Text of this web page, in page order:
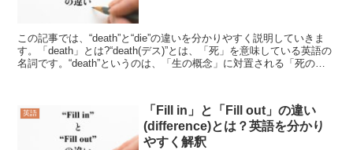
この記事では、“death”と“die”の違いを分かりやすく説明していきま
す。「death」とは?“death(デス)”とは、「死」を意味している英語の
名詞です。“death”というのは、「生の概念」に対置される「死の概
英語
「Fill in」と「Fill out」の違い
(difference)とは？英語を分かり
やすく解釈